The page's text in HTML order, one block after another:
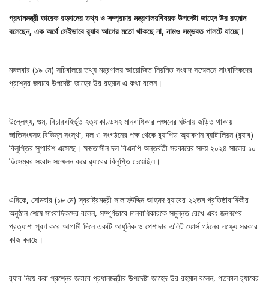
প্রধানমন্ত্রী তারেক রহমানের তথ্য ও সম্প্রচার মন্ত্রণালয়বিষয়ক উপদেষ্টা জাহেদ উর রহমান
বলেছেন, এক অর্থে সেইভাবে র‍্যাব আগের মতো থাকছে না, নামও সম্ভবত পালটে যাচ্ছে।
মঙ্গলবার (১৯ মে) সচিবালয়ে তথ্য মন্ত্রণালয় আয়োজিত নিয়মিত সংবাদ সম্মেলনে সাংবাদিকদের
প্রশ্নের জবাবে উপদেষ্টা জাহেদ উর রহমান এ কথা বলেন।
উল্লেখ্য, গুম, বিচারবহির্ভূত হত্যাকাণ্ডসহ মানবাধিকার লঙ্ঘনের ঘটনায় জড়িত থাকায়
জাতিসংঘসহ বিভিন্ন সংস্থা, দল ও সংগঠনের পক্ষ থেকে র‍্যাপিড অ্যাকশন ব্যাটালিয়ন (র‍্যাব)
বিলুপ্তির সুপারিশ এসেছে। ক্ষমতাসীন দল বিএনপি অন্তর্বর্তী সরকারের সময় ২০২৪ সালের ১০
ডিসেম্বর সংবাদ সম্মেলন করে র‍্যাবের বিলুপ্তি চেয়েছিল।
এদিকে, সোমবার (১৮ মে) স্বরাষ্ট্রমন্ত্রী সালাহউদ্দিন আহমদ র‍্যাবের ২২তম প্রতিষ্ঠাবার্ষিকীর
অনুষ্ঠান শেষে সাংবাদিকদের বলেন, সম্পূর্ণভাবে মানবাধিকারকে সমুন্নত রেখে এবং জনগণের
প্রত্যাশা পূরণ করে আগামী দিনে একটি আধুনিক ও পেশাদার এলিট ফোর্স গঠনের লক্ষ্যে সরকার
কাজ করছে।
র‍্যাব নিয়ে করা প্রশ্নের জবাবে প্রধানমন্ত্রীর উপদেষ্টা জাহেদ উর রহমান বলেন, গতকাল র‍্যাবের